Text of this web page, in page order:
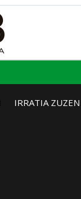
IRRATIA